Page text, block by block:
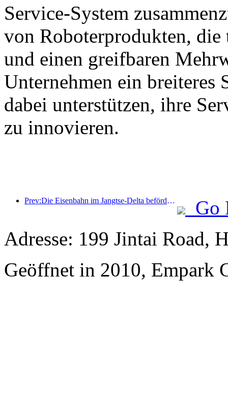
Service-System
von Roboterprodukten,
und einen greifbaren
Unternehmen ein breiteres
dabei unterstützen, ihre
zu innovieren.
Prev:Die Eisenbahn im Jangtse-Delta beförderte während der Maifeiertage über 21,38 Millionen Fahrgäste.
Go
Adresse: 199 Jintai Road,
Geöffnet in 2010, Empark